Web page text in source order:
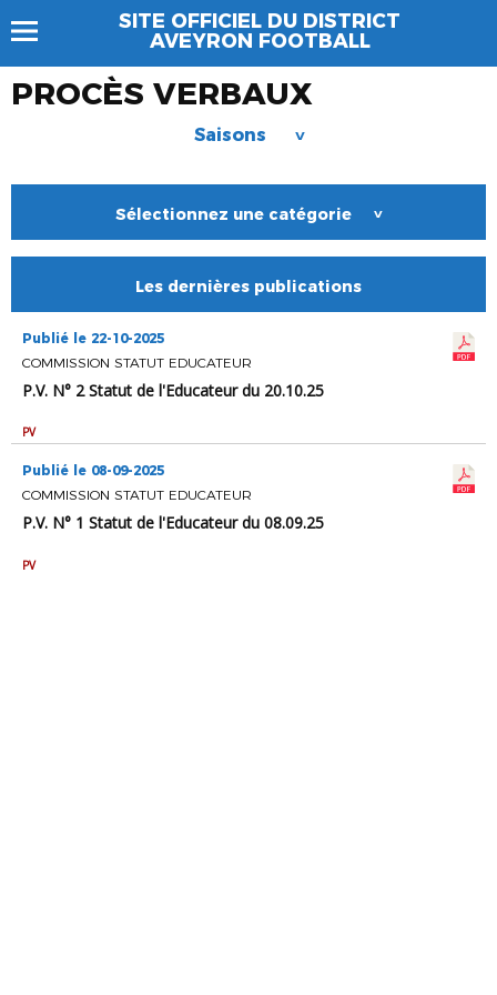
SITE OFFICIEL DU DISTRICT
AVEYRON FOOTBALL
PROCÈS VERBAUX
Saisons >
Sélectionnez une catégorie >
Les dernières publications
Publié le 22-10-2025
COMMISSION STATUT EDUCATEUR
P.V. N° 2 Statut de l'Educateur du 20.10.25
PV
Publié le 08-09-2025
COMMISSION STATUT EDUCATEUR
P.V. N° 1 Statut de l'Educateur du 08.09.25
PV